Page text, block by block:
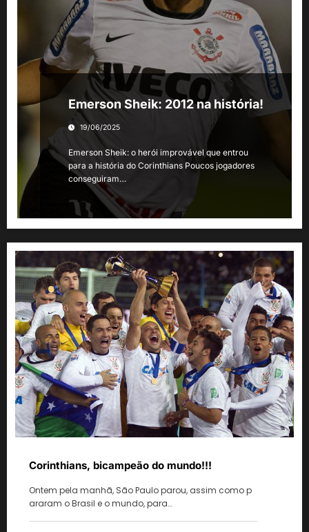
Emerson Sheik: 2012 na história!
19/06/2025
Emerson Sheik: o herói improvável que entrou
para a história do Corinthians Poucos jogadores
conseguiram…
Corinthians, bicampeão do mundo!!!
Ontem pela manhã, São Paulo parou, assim como p
araram o Brasil e o mundo, para…